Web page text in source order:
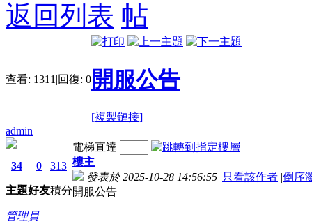
返回列表
查看: 1311 |回復: 0 開服公告
[複製鏈接]
admin
34
主題
0
好友
313
積分
管理員
電梯直達
樓主
發表於 2025-10-28 14:56:55 |只看該作者 |倒序
開服公告